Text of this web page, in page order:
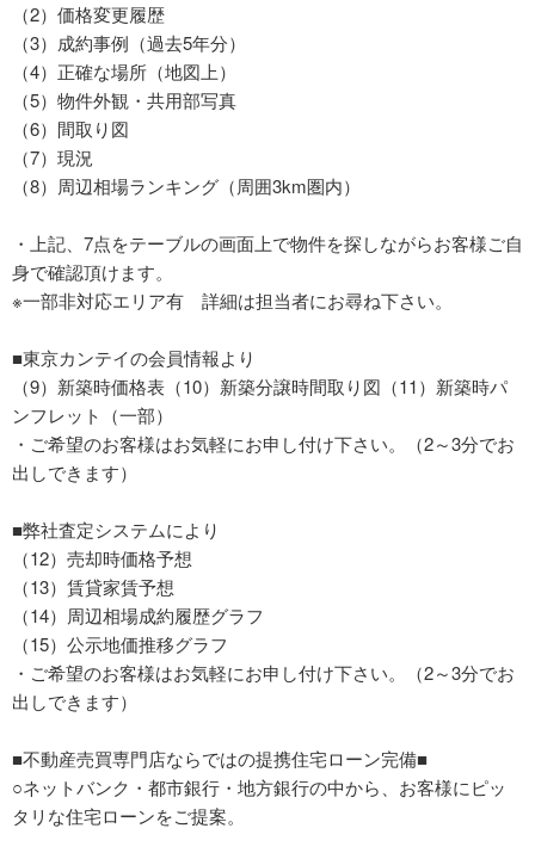
（2）価格変更履歴
（3）成約事例（過去5年分）
（4）正確な場所（地図上）
（5）物件外観・共用部写真
（6）間取り図
（7）現況
（8）周辺相場ランキング（周囲3km圏内）
・上記、7点をテーブルの画面上で物件を探しながらお客様ご自
身で確認頂けます。
※一部非対応エリア有 詳細は担当者にお尋ね下さい。
■東京カンテイの会員情報より
（9）新築時価格表（10）新築分譲時間取り図（11）新築時パ
ンフレット（一部）
・ご希望のお客様はお気軽にお申し付け下さい。（2～3分でお
出しできます）
■弊社査定システムにより
（12）売却時価格予想
（13）賃貸家賃予想
（14）周辺相場成約履歴グラフ
（15）公示地価推移グラフ
・ご希望のお客様はお気軽にお申し付け下さい。（2～3分でお
出しできます）
■不動産売買専門店ならではの提携住宅ローン完備■
○ネットバンク・都市銀行・地方銀行の中から、お客様にピッ
タリな住宅ローンをご提案。